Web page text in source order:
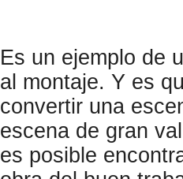
Es un ejemplo de
al montaje. Y es
convertir una
escena de gran
es posible